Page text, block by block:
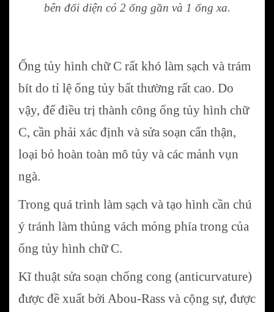
bên đối diện có 2 ống gần và 1 ống xa.
Ống tủy hình chữ C rất khó làm sạch và trám
bít do tỉ lệ ống tủy bất thường rất cao. Do
vậy, để điều trị thành công ống tủy hình chữ
C, cần phải xác định và sửa soạn cẩn thận,
loại bỏ hoàn toàn mô tủy và các mảnh vụn
ngà.
Trong quá trình làm sạch và tạo hình cần chú
ý tránh làm thủng vách mỏng phía trong của
ống tủy hình chữ C.
Kĩ thuật sửa soạn chống cong (anticurvature)
được đề xuất bởi Abou-Rass và cộng sự, được